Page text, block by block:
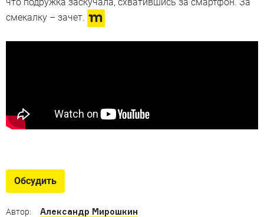
смекалку – зачет.
Обсудить
Автор: Александр Мирошкин